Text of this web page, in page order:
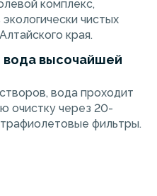
комплекс,
чистых
края.
вода высочайшей
вода проходит
очистку через 20-
фильтры.